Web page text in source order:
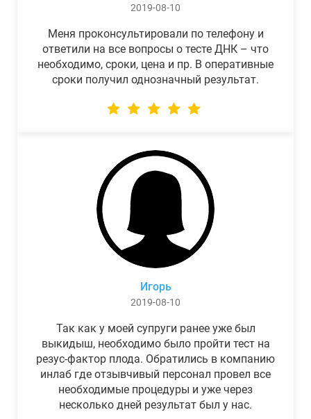
2019-08-10
Меня проконсультировали по телефону и
ответили на все вопросы о тесте ДНК – что
необходимо, сроки, цена и пр. В оперативные
сроки получил однозначный результат.
Игорь
2019-08-10
Так как у моей супруги ранее уже был
выкидыш, необходимо было пройти тест на
резус-фактор плода. Обратились в компанию
инлаб где отзывчивый персонал провел все
необходимые процедуры и уже через
несколько дней результат был у нас.